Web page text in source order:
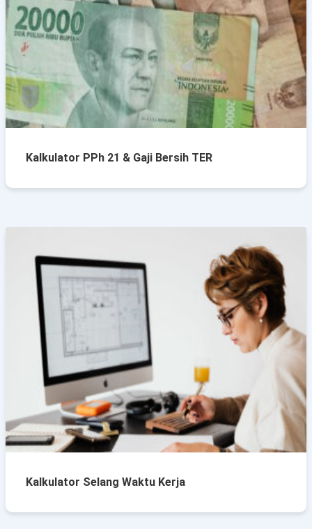
Kalkulator PPh 21 & Gaji Bersih TER
Kalkulator Selang Waktu Kerja